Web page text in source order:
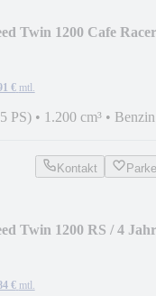
Twin 1200 Cafe Racer
€ mtl.
PS) • 1.200 cm³ • Benzin
Kontakt
Twin 1200 RS / 4
€ mtl.